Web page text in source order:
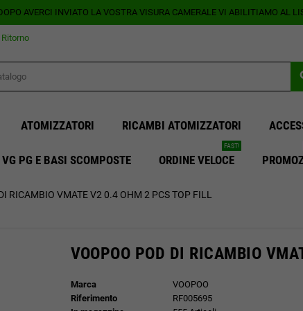
AVERCI INVIATO LA VOSTRA VISURA CAMERALE VI ABILITIAMO AL
Ritorno
ATOMIZZATORI RICAMBI ATOMIZZATORI
VG PG E BASI SCOMPOSTE ORDINE VELOCE
FAST!
RICAMBIO VMATE V2 0.4 OHM 2 PCS TOP FILL
VOOPOO POD DI RICAMBIO
Marca
VOOPOO
Riferimento
RF005695